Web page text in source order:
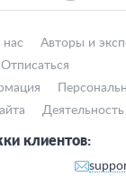
Авторы и
Отписаться
Деятельность
клиентов: